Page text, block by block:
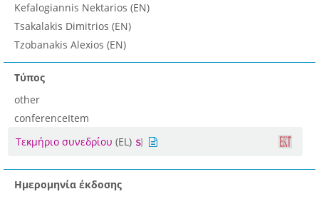
Kefalogiannis Nektarios (EN)
Tsakalakis Dimitrios (EN)
Tzobanakis Alexios (EN)
Τύπος
other
conferenceItem
Τεκμήριο συνεδρίου (EL)
Ημερομηνία έκδοσης